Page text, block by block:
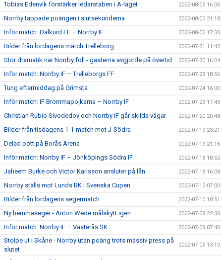
Tobias Edenvik förstärker ledarstaben i A-laget 2022-08-05 16:06
Norrby tappade poängen i slutsekunderna 2022-08-03 21:18
Inför match: Dalkurd FF – Norrby IF 2022-08-02 17:35
Bilder från lördagens match Trelleborg 2022-07-31 11:42
Stor dramatik när Norrby föll - gästerna avgjorde på övertid 2022-07-30 16:04
Inför match: Norrby IF – Trelleborgs FF 2022-07-29 18:56
Tung eftermiddag på Grimsta 2022-07-24 16:00
Inför match: IF Brommapojkarna – Norrby IF 2022-07-23 17:45
Christian Rubio Sivodedov och Norrby IF går skilda vägar 2022-07-20 20:48
Bilder från tisdagens 1-1-match mot J-Södra 2022-07-19 23:21
Delad pott på Borås Arena 2022-07-19 21:16
Inför match: Norrby IF – Jönköpings Södra IF 2022-07-18 18:52
Jaheem Burke och Victor Karlsson ansluter på lån 2022-07-18 16:08
Norrby ställs mot Lunds BK i Svenska Cupen 2022-07-12 07:00
Bilder från lördagens segermatch 2022-07-10 18:51
Ny hemmaseger - Anton Wede målskytt igen 2022-07-09 22:30
Inför match: Norrby IF – Västerås SK 2022-07-09 07:40
Stolpe ut i Skåne - Norrby utan poäng trots massiv press på
slutet
2022-07-05 13:10